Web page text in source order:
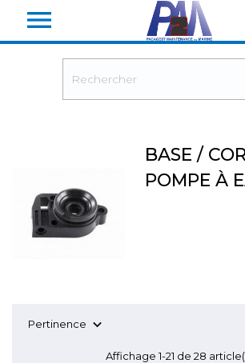

BASE /
POMPE À
Pertinence 
Affichage 1-21 de 28